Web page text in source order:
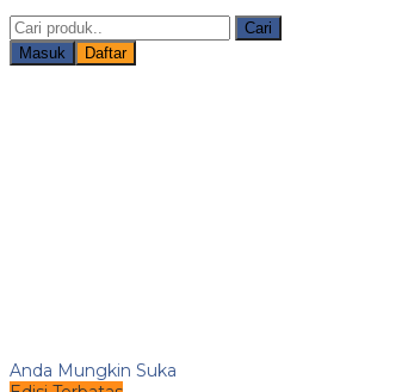
Cari
Masuk
Daftar
Anda Mungkin Suka